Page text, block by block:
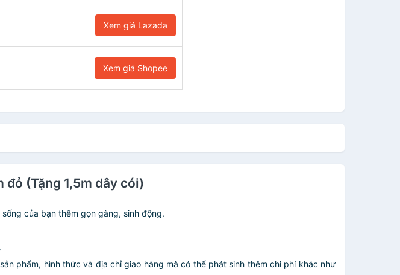
Xem giá Lazada
Xem giá Shopee
đỏ (Tặng 1,5m dây cói)
của bạn thêm gọn gàng, sinh động.
phẩm, hình thức và địa chỉ giao hàng mà có thể phát sinh thêm chi phí khác như